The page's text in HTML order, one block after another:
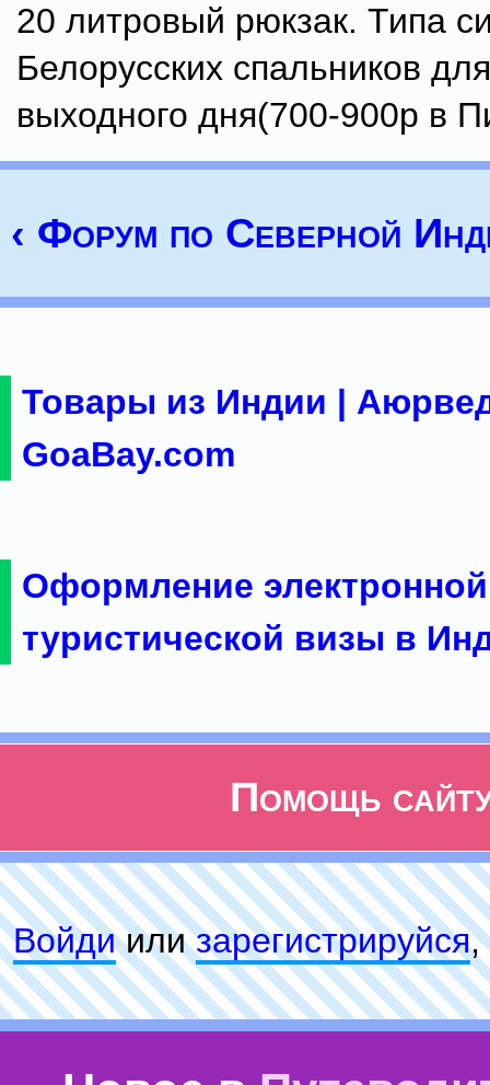
20 литровый рюкзак. Типа
Белорусских спальников
выходного дня(700-900р в
‹ Форум по Северной
Товары из Индии |
GoaBay.com
Оформление электронной
туристической визы в
Помощь
Войдиилизарeгиcтpируйся,